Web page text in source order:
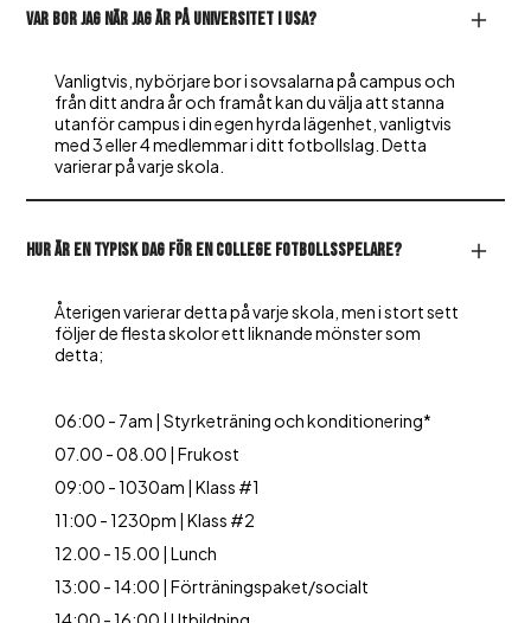
Var bor jag när jag är på universitet i USA?
Vanligtvis, nybörjare bor i sovsalarna på campus och
från ditt andra år och framåt kan du välja att stanna
utanför campus i din egen hyrda lägenhet, vanligtvis
med 3 eller 4 medlemmar i ditt fotbollslag. Detta
varierar på varje skola.
Hur är en typisk dag för en college fotbollsspelare?
Återigen varierar detta på varje skola, men i stort sett
följer de flesta skolor ett liknande mönster som
detta;
06:00 - 7am | Styrketräning och konditionering*
07.00 - 08.00 | Frukost
09:00 - 1030am | Klass #1
11:00 - 1230pm | Klass #2
12.00 - 15.00 | Lunch
13:00 - 14:00 | Förträningspaket/socialt